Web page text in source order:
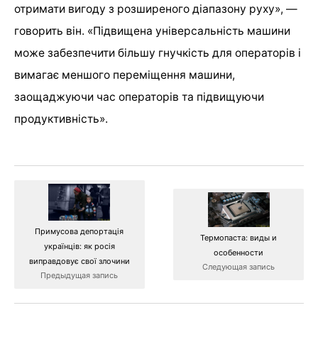
отримати вигоду з розширеного діапазону руху», —
говорить він. «Підвищена універсальність машини
може забезпечити більшу гнучкість для операторів і
вимагає меншого переміщення машини,
заощаджуючи час операторів та підвищуючи
продуктивність».
Примусова депортація
українців: як росія
виправдовує свої злочини
Предыдущая запись
Термопаста: виды и
особенности
Следующая запись